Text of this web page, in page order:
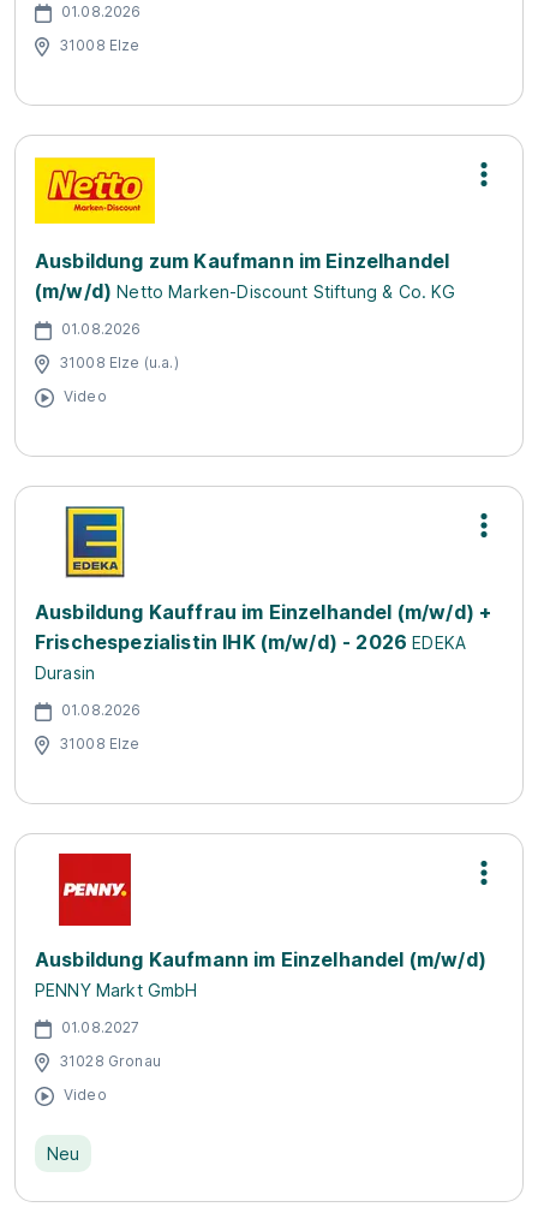
01.08.2026
31008 Elze
Ausbildung zum Kaufmann im Einzelhandel
(m/w/d) Netto Marken-Discount Stiftung & Co. KG
01.08.2026
31008 Elze (u.a.)
Video
Ausbildung Kauffrau im Einzelhandel (m/w/d) +
Frischespezialistin IHK (m/w/d) - 2026 EDEKA
Durasin
01.08.2026
31008 Elze
Ausbildung Kaufmann im Einzelhandel (m/w/d)
PENNY Markt GmbH
01.08.2027
31028 Gronau
Video
Neu